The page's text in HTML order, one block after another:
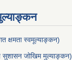
क्षमता स्वमूल्याङ्कन)
सुशासन जोखिम मुल्याङ्कन)